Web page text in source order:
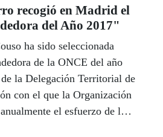
recogió en Madrid el
del Año 2017"
ha sido seleccionada
de la ONCE del año
la Delegación Territorial de
con el que la Organización
el esfuerzo de los